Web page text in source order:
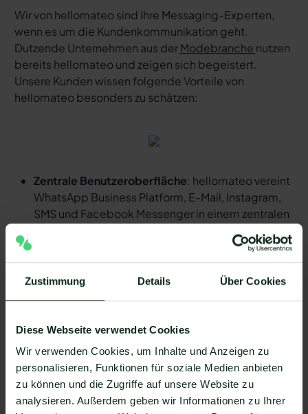
Zustimmung Details Über Cookies
Diese Webseite verwendet Cookies
Wir verwenden Cookies, um Inhalte und Anzeigen zu
personalisieren, Funktionen für soziale Medien anbieten
zu können und die Zugriffe auf unsere Website zu
analysieren. Außerdem geben wir Informationen zu Ihrer
Wir von hellomateo sind Ihre Messaging-Experten,
wenn es um die Kundenkommunikation geht.
Dutzende Unternehmen aus derModebranche nutzen
bereits hellomateo und zeigen sich begeistert.
Unsere Kunden wissen folgende Vorteile von
hellomateo besonders zu schätzen:
Zentrale Benutzeroberfläche: hellomateo vereint
WhatsApp Business Platform, E-Mail, Instagram,
SMS und Facebook Messenger in einem zentralen
Kundenkommunikationund spart Ihnen wertvolle
Arbeitszeit.
WhatsApp inüber 6.000 Softwareprogramme
integrieren und vollautomatisierteKundenreisen
mit Einladungen, Bestellbestätigungen,
Versandinformationen, Rechnungen und
Erinnerungen erstellen.